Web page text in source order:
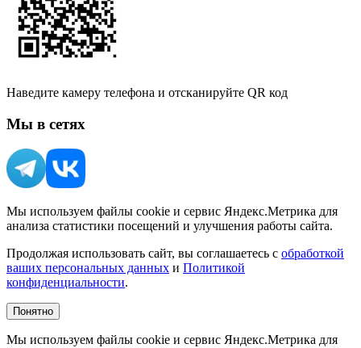
Наведите камеру телефона и отсканируйте QR код
Мы в сетях
Мы используем файлы cookie и сервис Яндекс.Метрика для
анализа статистики посещений и улучшения работы сайта.
Продолжая использовать сайт, вы соглашаетесь с обработкой
ваших персональных данных и Политикой
конфиденциальности.
Понятно
Мы используем файлы cookie и сервис Яндекс.Метрика для